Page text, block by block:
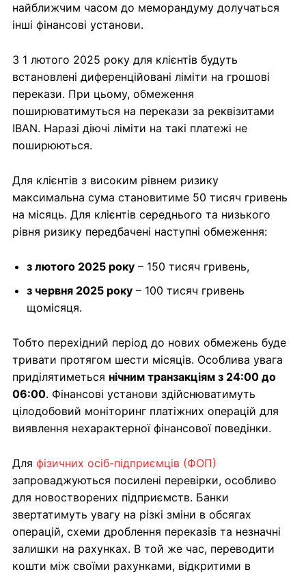
найближчим часом до меморандуму долучаться
інші фінансові установи.
З 1 лютого 2025 року для клієнтів будуть
встановлені диференційовані ліміти на грошові
перекази. При цьому, обмеження
поширюватимуться на перекази за реквізитами
IBAN. Наразі діючі ліміти на такі платежі не
поширюються.
Для клієнтів з високим рівнем ризику
максимальна сума становитиме 50 тисяч гривень
на місяць. Для клієнтів середнього та низького
рівня ризику передбачені наступні обмеження:
з лютого 2025 року – 150 тисяч гривень,
з червня 2025 року – 100 тисяч гривень
щомісяця.
Тобто перехідний період до нових обмежень буде
тривати протягом шести місяців. Особлива увага
приділятиметься нічним транзакціям з 24:00 до
06:00. Фінансові установи здійснюватимуть
цілодобовий моніторинг платіжних операцій для
виявлення нехарактерної фінансової поведінки.
Для фізичних осіб-підприємців (ФОП)
запроваджуються посилені перевірки, особливо
для новостворених підприємств. Банки
звертатимуть увагу на різкі зміни в обсягах
операцій, схеми дроблення переказів та незначні
залишки на рахунках. В той же час, переводити
кошти між своїми рахунками, відкритими в